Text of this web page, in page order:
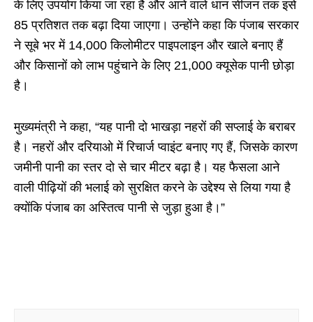
के लिए उपयोग किया जा रहा है और आने वाले धान सीजन तक इसे
85 प्रतिशत तक बढ़ा दिया जाएगा। उन्होंने कहा कि पंजाब सरकार
ने सूबे भर में 14,000 किलोमीटर पाइपलाइन और खाले बनाए हैं
और किसानों को लाभ पहुंचाने के लिए 21,000 क्यूसेक पानी छोड़ा
है।
मुख्यमंत्री ने कहा, “यह पानी दो भाखड़ा नहरों की सप्लाई के बराबर
है। नहरों और दरियाओ में रिचार्ज प्वाइंट बनाए गए हैं, जिसके कारण
जमीनी पानी का स्तर दो से चार मीटर बढ़ा है। यह फैसला आने
वाली पीढ़ियों की भलाई को सुरक्षित करने के उद्देश्य से लिया गया है
क्योंकि पंजाब का अस्तित्व पानी से जुड़ा हुआ है।”